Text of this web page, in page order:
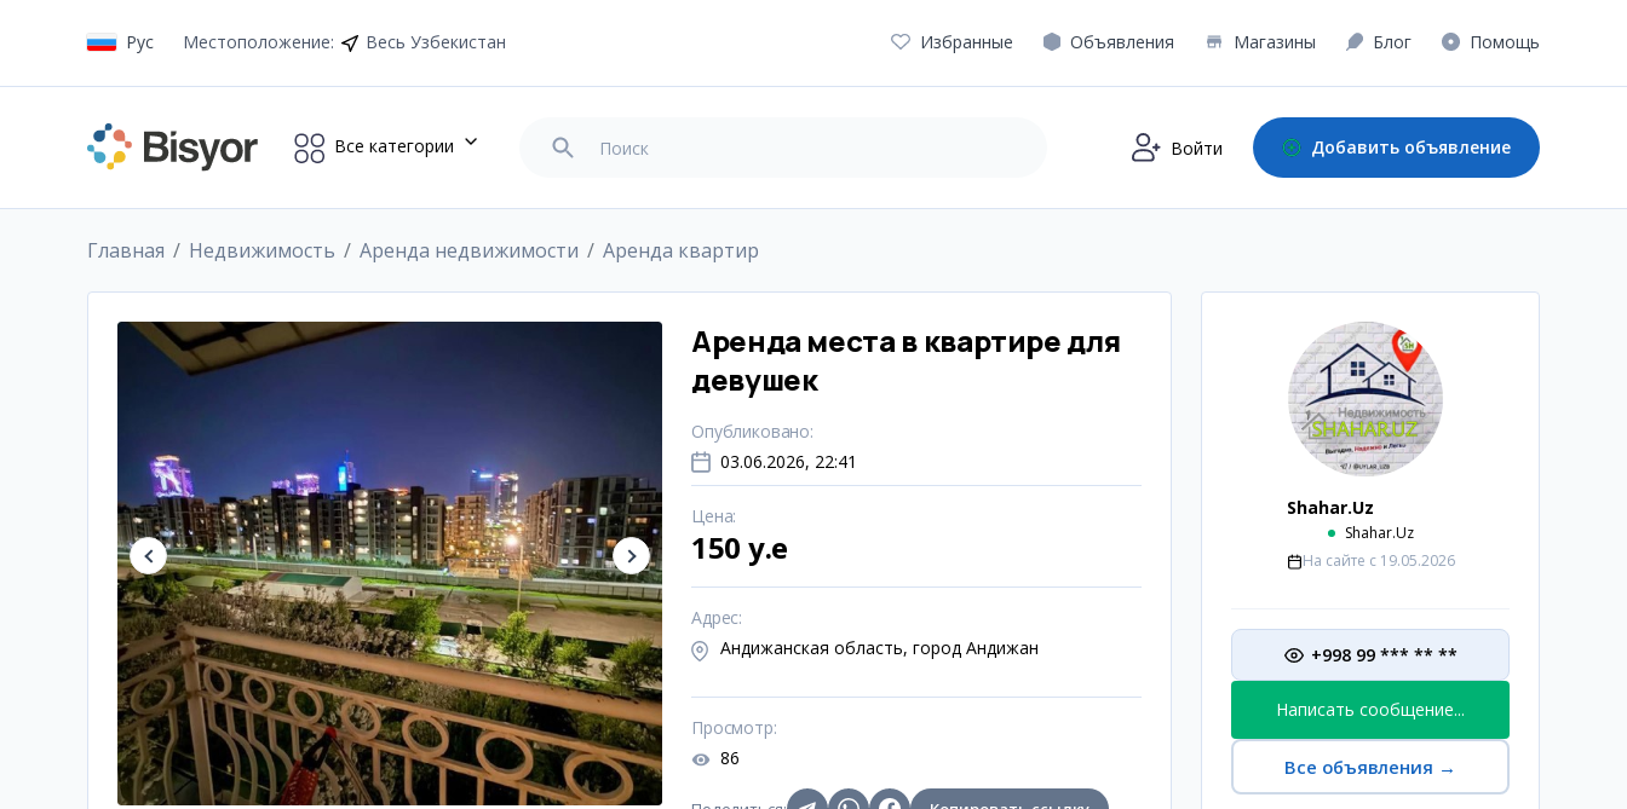
Рус Местоположение: Весь Узбекистан Избранные Объявления Магазины Блог Помощь
Все категории Войти Добавить объявление
Главная Недвижимость Аренда недвижимости Аренда квартир
Аренда места в квартире для
девушек
Опубликовано:
03.06.2026, 22:41
Цена:
150 y.e
Адрес:
Андижанская область, город Андижан
Просмотр:
86
Shahar.Uz
Shahar.Uz
На сайте с 19.05.2026
+998 99 *** ** **
Написать сообщение...
Все объявления →